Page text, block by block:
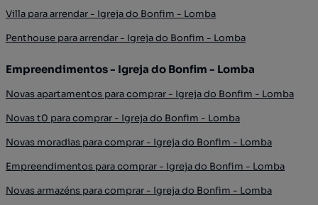
Villa para arrendar - Igreja do Bonfim - Lomba
Penthouse para arrendar - Igreja do Bonfim - Lomba
Empreendimentos - Igreja do Bonfim - Lomba
Novas apartamentos para comprar - Igreja do Bonfim - Lomba
Novas t0 para comprar - Igreja do Bonfim - Lomba
Novas moradias para comprar - Igreja do Bonfim - Lomba
Empreendimentos para comprar - Igreja do Bonfim - Lomba
Novas armazéns para comprar - Igreja do Bonfim - Lomba